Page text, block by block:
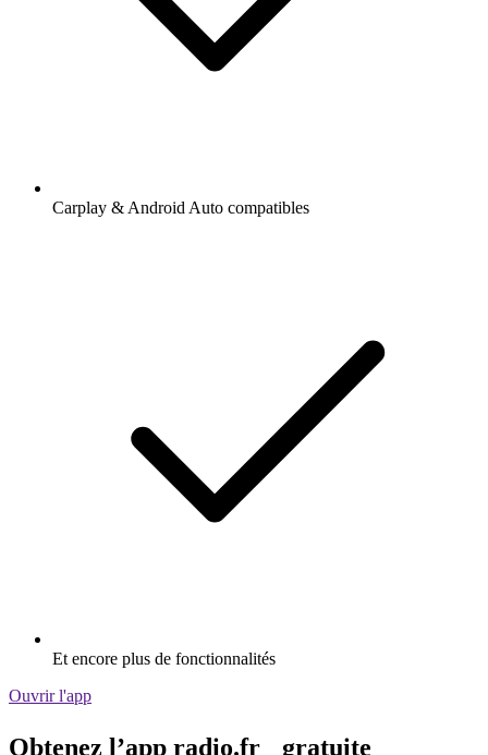
Carplay & Android Auto compatibles
Et encore plus de fonctionnalités
Ouvrir l'app
Obtenez l’app radio.fr gratuite